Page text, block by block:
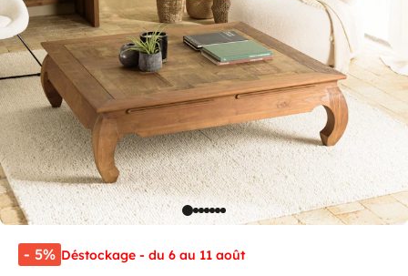
- 5% Déstockage - du 6 au 11 août